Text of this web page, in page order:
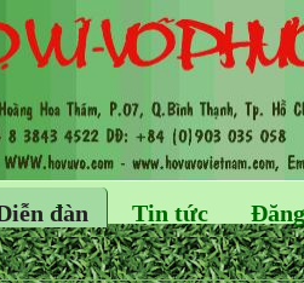
đàn Tin tức